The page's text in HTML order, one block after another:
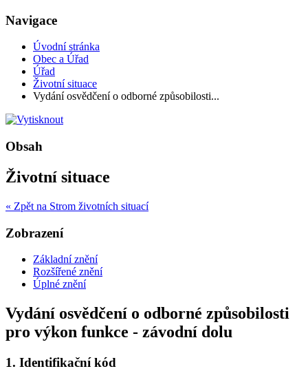
Navigace
Úvodní stránka
Obec a Úřad
Úřad
Životní situace
Vydání osvědčení o odborné způsobilosti...
Obsah
Životní situace
« Zpět na Strom životních situací
Zobrazení
Základní znění
Rozšířené znění
Úplné znění
Vydání osvědčení o odborné způsobilosti
pro výkon funkce - závodní dolu
1. Identifikační kód